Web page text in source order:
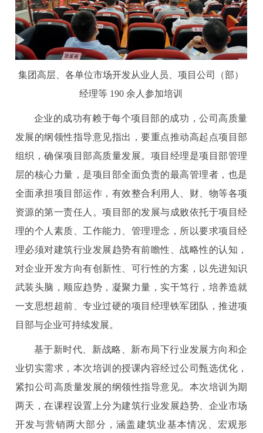
集团高层、各单位市场开发从业人员、项目公司（部）
经理等 190 余人参加培训
企业的成功有赖于每个项目部的成功，公司高质量
发展的纲领性指导意见指出，要重点推动高起点项目部
组织，确保项目部高质量发展。项目经理是项目部管理
层的核心力量，是项目部全面负责的最高管理者，也是
全面承担项目部运作，有效整合利用人、财、物等各项
资源的第一责任人。项目部的发展与成败依托于项目经
理的个人素质、工作能力、管理理念，所以要求项目经
理必须对建筑行业发展趋势有前瞻性、战略性的认知，
对企业开发方向有创新性、可行性的方案，以先进知识
武装头脑，顺应趋势，凝聚力量，实干笃行，培养造就
一支思想超前、专业过硬的项目经理铁军团队，推进项
目部与企业可持续发展。
基于新时代、新战略、新布局下行业发展方向和企
业切实需求，本次培训的授课内容经过公司甄选优化，
紧扣公司高质量发展的纲领性指导意见。本次培训为期
两天，在课程设置上分为建筑行业发展趋势、企业市场
开发与营销两大部分，涵盖建筑业基本情况、宏观形